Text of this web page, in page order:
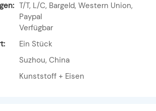
T/T, L/C, Bargeld, Western Union,
Paypal
Verfügbar
Ein Stück
Suzhou, China
Kunststoff + Eisen